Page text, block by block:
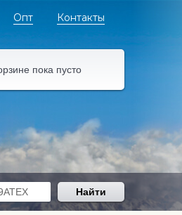
Опт Контакты
пока пусто
Найти